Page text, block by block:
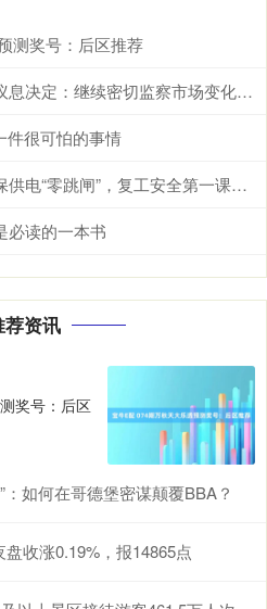
测奖号：后区推荐
信德 香港金管局回应美联储议息决定：继续密切监察市场变化，维持货币及金融稳定
件很可怕的事情
小散配资 汕尾供电局：春节保供电“零跳闸”，复工安全第一课全面铺开
必读的一本书
荐资讯
奖号：后区
如何在哥德堡密谋颠覆BBA？
收涨0.19%，报14865点